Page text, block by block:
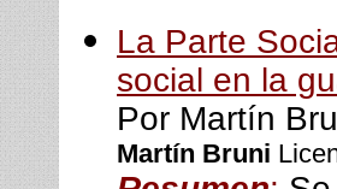
La Parte
social en la
Por Martín
Martín Bruni